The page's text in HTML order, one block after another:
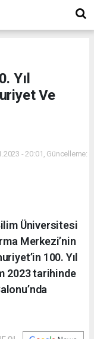
Yıl
Ve
- 20:01, Güncelleme:
Üniversitesi
Merkezi’nin
100. Yıl
2023 tarihinde